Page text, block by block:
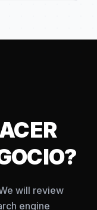
will review
engine